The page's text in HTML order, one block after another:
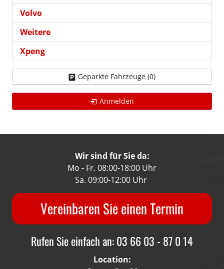
Volvo
Weitere
Xpeng
Geparkte Fahrzeuge (0)
Anmelden
Wir sind für Sie da:
Mo - Fr. 08:00-18:00 Uhr
Sa. 09:00-12:00 Uhr
Vereinbaren Sie einen Termin
Rufen Sie einfach an: 03 66 03 - 87 0 14
Location: